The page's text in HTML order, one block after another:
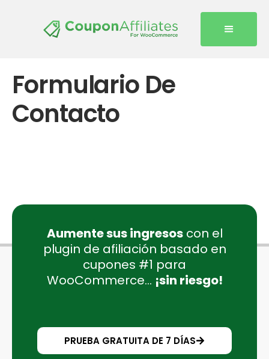
Formulario De
Contacto
Aumente sus ingresoscon el
plugin de afiliación basado en
cupones #1 para
WooCommerce... ¡sin riesgo!
PRUEBA GRATUITA DE 7 DÍAS